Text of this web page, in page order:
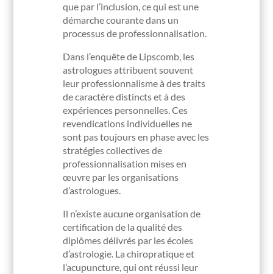
que par l’inclusion, ce qui est une
démarche courante dans un
processus de professionnalisation.
Dans l’enquête de Lipscomb, les
astrologues attribuent souvent
leur professionnalisme à des traits
de caractère distincts et à des
expériences personnelles. Ces
revendications individuelles ne
sont pas toujours en phase avec les
stratégies collectives de
professionnalisation mises en
œuvre par les organisations
d’astrologues.
Il n’existe aucune organisation de
certification de la qualité des
diplômes délivrés par les écoles
d’astrologie. La chiropratique et
l’acupuncture, qui ont réussi leur